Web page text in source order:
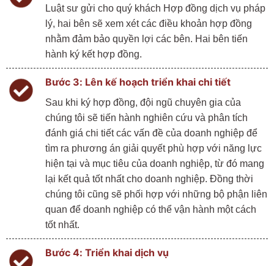
Luật sư gửi cho quý khách Hợp đồng dịch vụ pháp
lý, hai bên sẽ xem xét các điều khoản hợp đồng
nhằm đảm bảo quyền lợi các bên. Hai bên tiến
hành ký kết hợp đồng.
Bước3: Lên kế hoạch triển khaichi tiết
Sau khi ký hợp đồng, đội ngũ chuyên gia của
chúng tôi sẽ tiến hành nghiên cứu và phân tích
đánh giá chi tiết các vấn đề của doanh nghiệp để
tìm ra phương án giải quyết phù hợp với năng lực
hiện tại và mục tiêu của doanh nghiệp, từ đó mang
lại kết quả tốt nhất cho doanh nghiệp. Đồng thời
chúng tôi cũng sẽ phối hợp với những bộ phận liên
quan để doanh nghiệp có thể vận hành một cách
tốt nhất.
Bước4: Triển khai dịch vụ